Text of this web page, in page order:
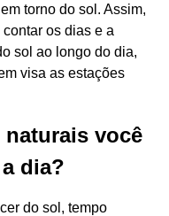
torno do sol. Assim,
os dias e a
sol ao longo do dia,
visa as estações
você
dia?
do sol, tempo